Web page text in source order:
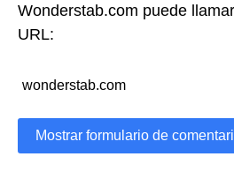
Wonderstab.com puede
URL:
wonderstab.com
Mostrar formulario de